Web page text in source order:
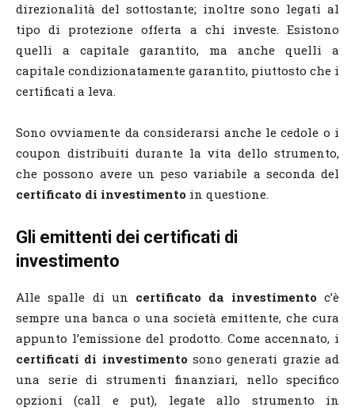
direzionalità del sottostante; inoltre sono legati al
tipo di protezione offerta a chi investe. Esistono
quelli a capitale garantito, ma anche quelli a
capitale condizionatamente garantito, piuttosto che i
certificati a leva.
Sono ovviamente da considerarsi anche le cedole o i
coupon distribuiti durante la vita dello strumento,
che possono avere un peso variabile a seconda del
certificato di investimento in questione.
Gli emittenti dei certificati di
investimento
Alle spalle di un certificato da investimento c’è
sempre una banca o una società emittente, che cura
appunto l’emissione del prodotto. Come accennato, i
certificati di investimento sono generati grazie ad
una serie di strumenti finanziari, nello specifico
opzioni (call e put), legate allo strumento in